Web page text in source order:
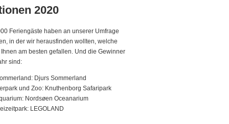
2020
Feriengäste haben an unserer Umfrage
in der wir herausfinden wollten, welche
am besten gefallen. Und die Gewinner
sind:
Djurs Sommerland
und Zoo: Knuthenborg Safaripark
Nordsøen Oceanarium
LEGOLAND